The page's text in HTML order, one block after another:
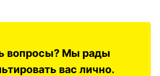
вопросы? Мы рады
вас лично.